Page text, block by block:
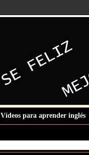
Vídeos para aprender inglés